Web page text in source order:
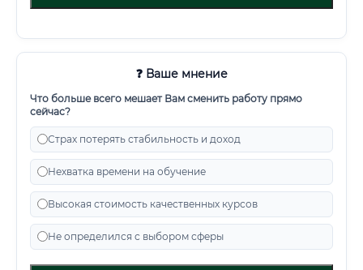
❓ Ваше мнение
Что больше всего мешает Вам сменить работу прямо
сейчас?
Страх потерять стабильность и доход
Нехватка времени на обучение
Высокая стоимость качественных курсов
Не определился с выбором сферы